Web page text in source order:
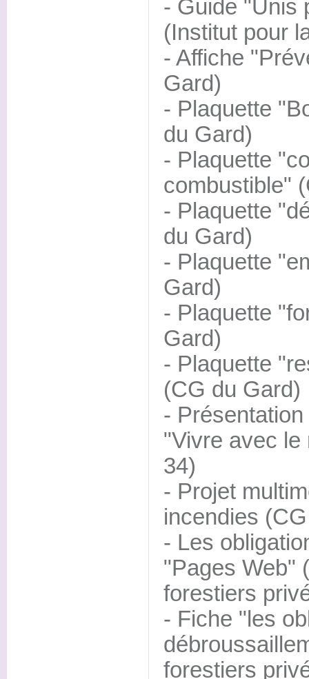
- Guide "Unis
(Institut pour
- Affiche
Gard)
- Plaquette
du Gard)
- Plaquette
combustible"
- Plaquette
du Gard)
- Plaquette
Gard)
- Plaquette
Gard)
- Plaquette
(CG du Gard)
-
"Vivre avec le
34)
- Projet
incendies
- Les
"Pages Web"
forestiers
- Fiche "les
forestiers